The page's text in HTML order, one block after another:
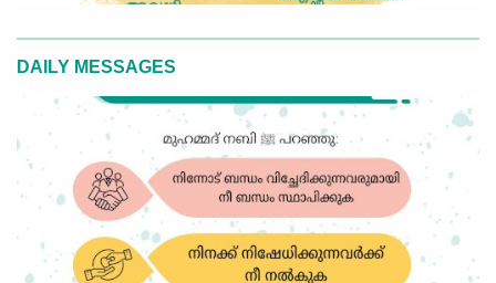
DAILY MESSAGES